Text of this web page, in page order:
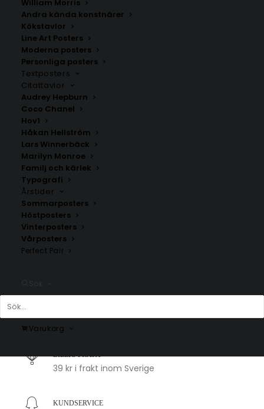
William Morris
Andra kända konstnärer
Kökstavlor
Line Art Posters
Moderna posters
Personliga posters
Textposters
Citattavlor
Audrey Hepburn
Coco Chanel
Hov1
Håkan Hellström
Lars Winnerbäck
Marilyn Monroe
Familj och kärlek
Typografi
Årstider
Sommarposters
Höstposters
Vinterposters
Vårposters
Perfect Pair
Varukorg
Bjuv
Fr. 200.00kr
Sibbarp
Fr.200.00
1-2 arbetsdagar
BILLIG FRAKT
39 kr i frakt inom Sverige
KUNDSERVICE